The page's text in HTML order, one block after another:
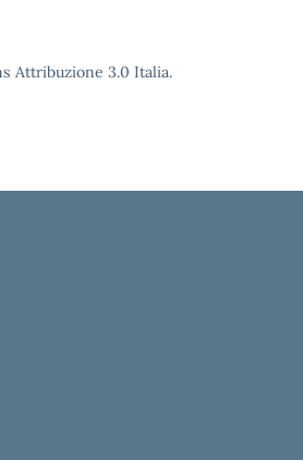
Attribuzione 3.0 Italia.